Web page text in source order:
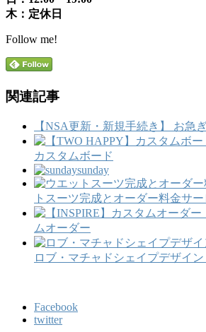
木：定休日
Follow me!
関連記事
【NSA更新・新規手続き】 お急
カスタムボード
sunday
トスーツ完成とオーダー料金サー
ムオーダー
ロブ・マチャドシェイプデザイ
Facebook
twitter